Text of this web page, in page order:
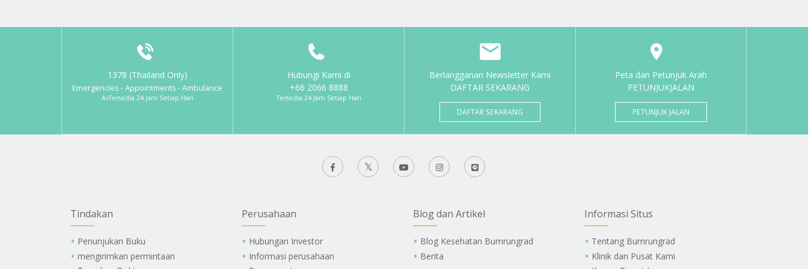
1378 (Thailand Only)
Emergencies - Appointments - Ambulance
AvTersedia 24 Jam Setiap Hari
Hubungi Kami di
+66 2066 8888
Tersedia 24 Jam Setiap Hari
Berlangganan Newsletter Kami
DAFTAR SEKARANG
DAFTAR SEKARANG
Peta dan Petunjuk Arah
PETUNJUKJALAN
PETUNJUK JALAN
Tindakan
Penunjukan Buku
mengirimkan permintaan
Perusahaan
Hubungan Investor
Informasi perusahaan
Blog dan Artikel
Blog Kesehatan Bumrungrad
Berita
Informasi Situs
Tentang Bumrungrad
Klinik dan Pusat Kami